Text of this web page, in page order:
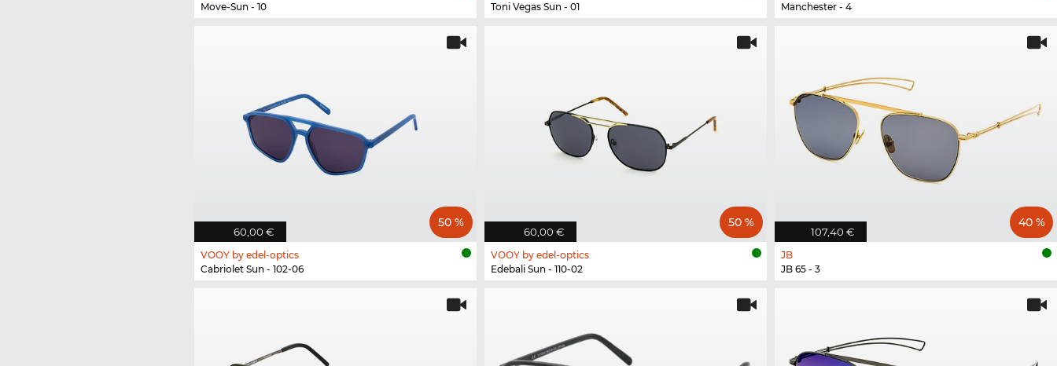
Move-Sun - 10
Toni Vegas Sun - 01
Manchester - 4
60,00 €
50 %
VOOY by edel-optics
Cabriolet Sun - 102-06
60,00 €
50 %
VOOY by edel-optics
Edebali Sun - 110-02
107,40 €
40 %
JB
JB 65 - 3